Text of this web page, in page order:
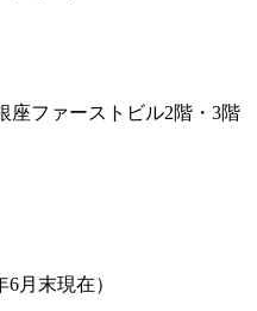
座ファーストビル2階・3階
6月末現在）